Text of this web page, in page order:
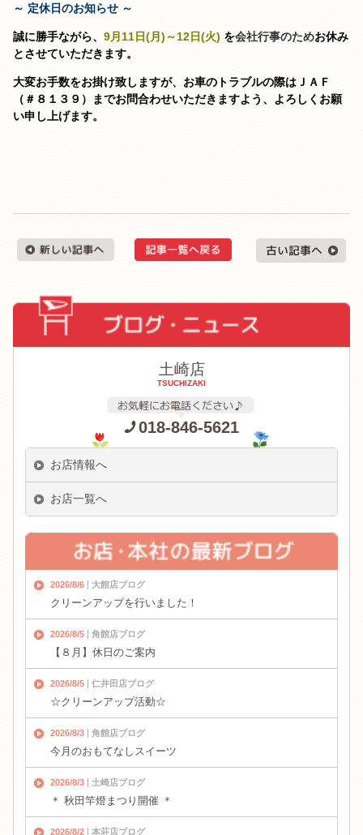
～ 定休日のお知らせ ～
誠に勝手ながら、 9月11日(月)～12日(火) を会社行事のためお休み
とさせていただきます。
大変お手数をお掛け致しますが、お車のトラブルの際は ＪＡＦ
（＃８１３９）までお問合わせいただきますよう、
よろしくお願
い申し上げます。
土崎店
TSUCHIZAKI
018-846-5621
お店情報へ
お店一覧へ
2026/8/6 大館店ブログ
クリーンアップを行いました！
2026/8/5 角館店ブログ
【８月】休日のご案内
2026/8/5 仁井田店ブログ
☆クリーンアップ活動☆
2026/8/3 角館店ブログ
今月のおもてなしスイーツ
2026/8/3 土崎店ブログ
＊ 秋田竿燈まつり開催 ＊
2026/8/2 本荘店ブログ